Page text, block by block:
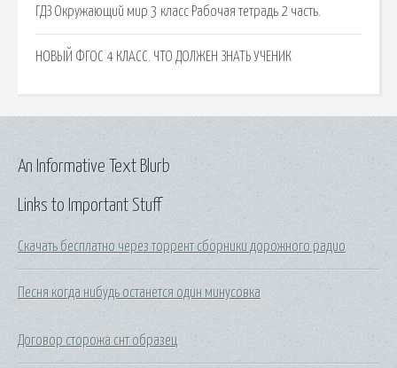
ГДЗ Окружающий мир 3 класс Рабочая тетрадь 2 часть.
НОВЫЙ ФГОС 4 КЛАСС. ЧТО ДОЛЖЕН ЗНАТЬ УЧЕНИК
Links to Important Stuff
Скачать бесплатно через торрент сборники дорожного радио
Песня когда нибудь останется один минусовка
Договор сторожа снт образец
An Informative Text Blurb